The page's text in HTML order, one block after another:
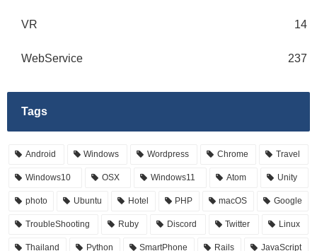
VR 14
WebService 237
Tags
Android Windows Wordpress Chrome Travel
Windows10 OSX Windows11 Atom Unity
photo Ubuntu Hotel PHP macOS Google
TroubleShooting Ruby Discord Twitter Linux
Thailand Python SmartPhone Rails JavaScript